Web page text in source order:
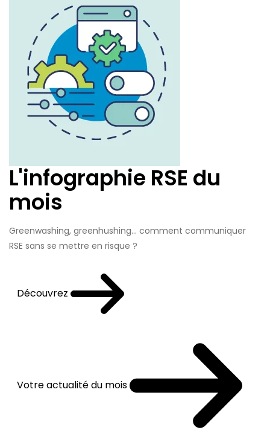
L'infographie RSE du
mois
Greenwashing, greenhushing… comment communiquer
RSE sans se mettre en risque ?
Découvrez
Votre actualité du mois